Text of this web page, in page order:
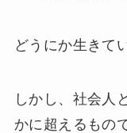
どうにか生きて
しかし、社会人
かに超えるもの